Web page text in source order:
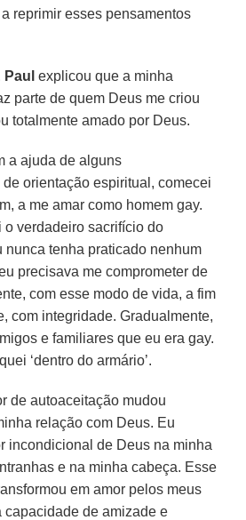
reprimir esses pensamentos
Paul explicou que a minha
parte de quem Deus me criou
totalmente amado por Deus.
a ajuda de alguns
orientação espiritual, comecei
a me amar como homem gay.
o verdadeiro sacrifício do
nunca tenha praticado nenhum
precisava me comprometer de
com esse modo de vida, a fim
com integridade. Gradualmente,
e familiares que eu era gay.
‘dentro do armário’.
de autoaceitação mudou
relação com Deus. Eu
incondicional de Deus na minha
e na minha cabeça. Esse
em amor pelos meus
capacidade de amizade e